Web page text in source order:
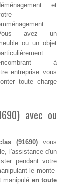
et
avez un
ou un objet
à
entreprise vous
toute charge
avec ou
(91690) vous
l'assistance d'un
pendant votre
le monte-
manipulé en toute